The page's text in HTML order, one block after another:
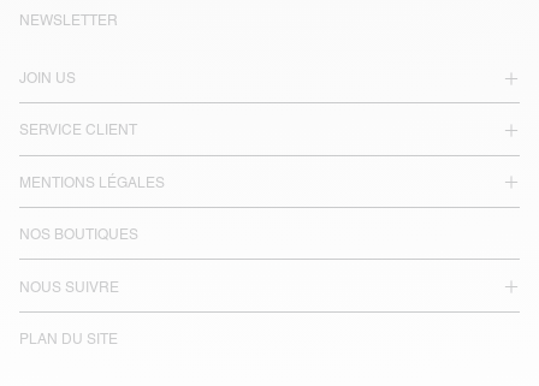
JOIN US
SERVICE CLIENT
MENTIONS LÉGALES
NOS BOUTIQUES
NOUS SUIVRE
PLAN DU SITE
NEWSLETTER